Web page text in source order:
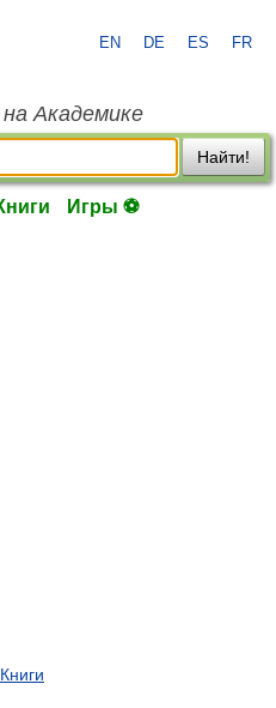
EN DE ES FR
Академике
Найти!
Игры ⚽
Книги